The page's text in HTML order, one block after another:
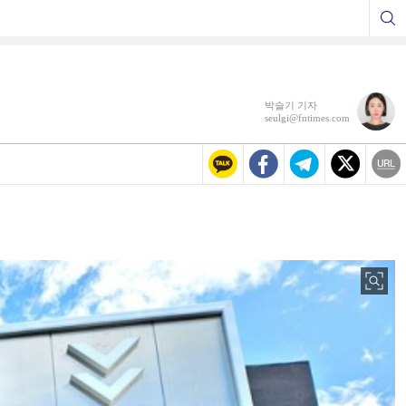
박슬기 기자
seulgi@fntimes.com